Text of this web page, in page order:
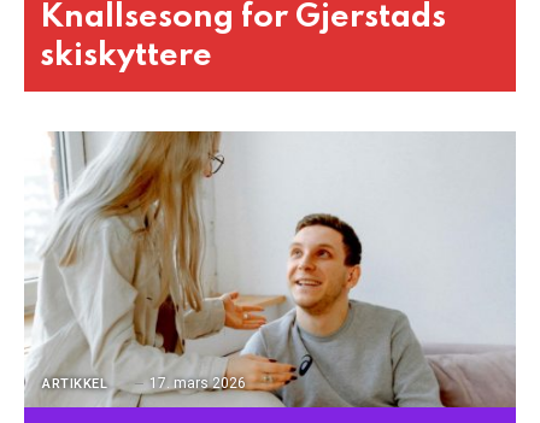
Knallsesong for Gjerstads
skiskyttere
ARTIKKEL 17. mars 2026